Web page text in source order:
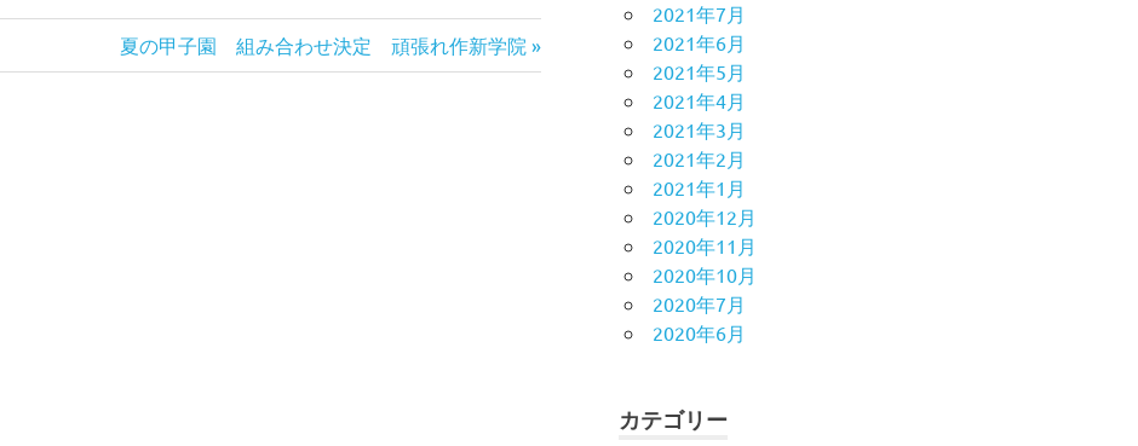
次
の
夏の甲子園 組み合わせ決定 頑張れ作新学院
2021年7月
2021年6月
2021年5月
2021年4月
2021年3月
2021年2月
2021年1月
2020年12月
2020年11月
2020年10月
2020年7月
2020年6月
カテゴリー